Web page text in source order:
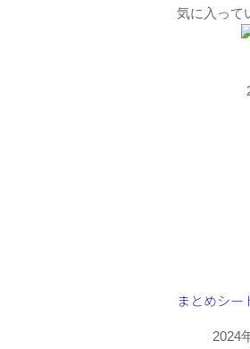
気に入って
まとめシー
2024